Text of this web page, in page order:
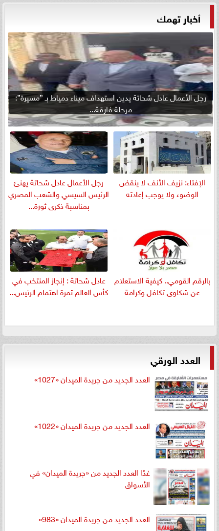
أخبار تهمك
رجل الأعمال عادل شحاتة يدين استهداف ميناء دمياط بـ ”مسيرة”:
مرحلة فارقة...
الإفتاء: نزيف الأنف لا ينقض
الوضوء ولا يوجب إعادته
رجل الأعمال عادل شحاتة يهنئ
الرئيس السيسي والشعب المصري
بمناسبة ذكرى ثورة...
بالرقم القومي.. كيفية الاستعلام
عن شكاوى تكافل وكرامة
عادل شحاتة : إنجاز المنتخب في
كأس العالم ثمرة اهتمام الرئيس...
العدد الورقي
العدد الجديد من جريدة الميدان «1027»
العدد الجديد من جريدة الميدان «1022»
غدًا العدد الجديد من «جريدة الميدان» في
الأسواق
العدد الجديد من جريدة الميدان «983»